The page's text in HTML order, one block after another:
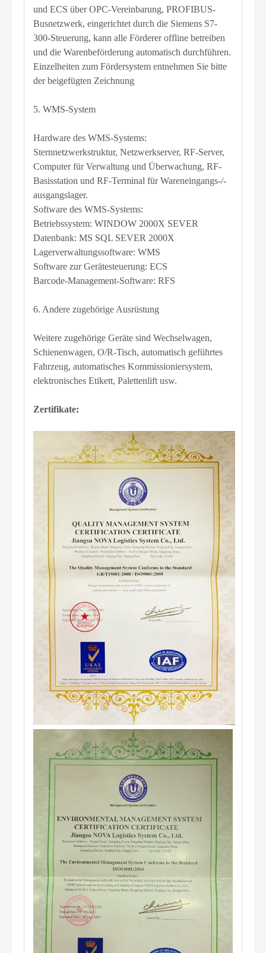
und ECS über OPC-Vereinbarung, PROFIBUS-
Busnetzwerk, eingerichtet durch die Siemens S7-
300-Steuerung, kann alle Förderer offline betreiben
und die Warenbeförderung automatisch durchführen.
Einzelheiten zum Fördersystem entnehmen Sie bitte
der beigefügten Zeichnung
5. WMS-System
Hardware des WMS-Systems:
Sternnetzwerkstruktur, Netzwerkserver, RF-Server,
Computer für Verwaltung und Überwachung, RF-
Basisstation und RF-Terminal für Wareneingangs-/-
ausgangslager.
Software des WMS-Systems:
Betriebssystem: WINDOW 2000X SEVER
Datenbank: MS SQL SEVER 2000X
Lagerverwaltungssoftware: WMS
Software zur Gerätesteuerung: ECS
Barcode-Management-Software: RFS
6. Andere zugehörige Ausrüstung
Weitere zugehörige Geräte sind Wechselwagen,
Schienenwagen, O/R-Tisch, automatisch geführtes
Fahrzeug, automatisches Kommissioniersystem,
elektronisches Etikett, Palettenlift usw.
Zertifikate: